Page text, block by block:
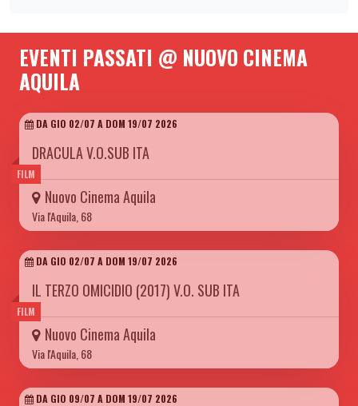
EVENTI PASSATI @ NUOVO CINEMA
AQUILA
FILM
DA GIO 02/07 A DOM 19/07 2026
DRACULA V.O.SUB ITA
Nuovo Cinema Aquila
Via l'Aquila, 68
FILM
DA GIO 02/07 A DOM 19/07 2026
IL TERZO OMICIDIO (2017) V.O. SUB ITA
Nuovo Cinema Aquila
Via l'Aquila, 68
DA GIO 09/07 A DOM 19/07 2026